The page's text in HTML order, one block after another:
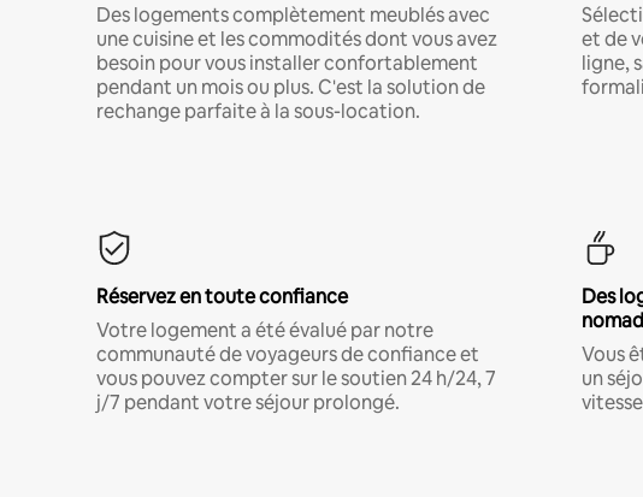
Des logements complètement meublés avec
une cuisine et les commodités dont vous avez
besoin pour vous installer confortablement
pendant un mois ou plus. C'est la solution de
rechange parfaite à la sous-location.
et de
ligne,
Réservez en toute confiance
Votre logement a été évalué par notre
communauté de voyageurs de confiance et
vous pouvez compter sur le soutien 24 h/24, 7
j/7 pendant votre séjour prolongé.
Des
Vous
un